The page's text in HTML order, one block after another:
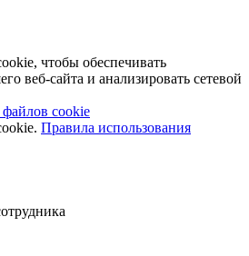
чтобы обеспечивать
веб-сайта и анализировать сетевой
cookie
Правила использования